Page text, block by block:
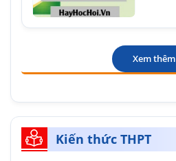
Xem thêm
Kiến thức THPT